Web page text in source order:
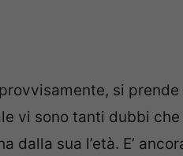
si
vi sono tanti dubbi
dalla sua l’età. E’